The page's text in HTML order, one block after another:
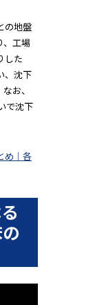
の地盤
、工場
した
、沈下
お、
で沈下
め｜各